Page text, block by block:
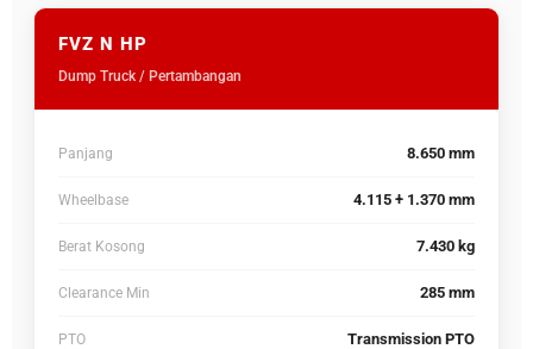
FVZ N HP
Dump Truck / Pertambangan
Panjang 8.650 mm
Wheelbase 4.115 + 1.370 mm
Berat Kosong 7.430 kg
Clearance Min 285 mm
PTO Transmission PTO